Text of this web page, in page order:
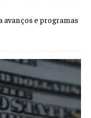
e programas